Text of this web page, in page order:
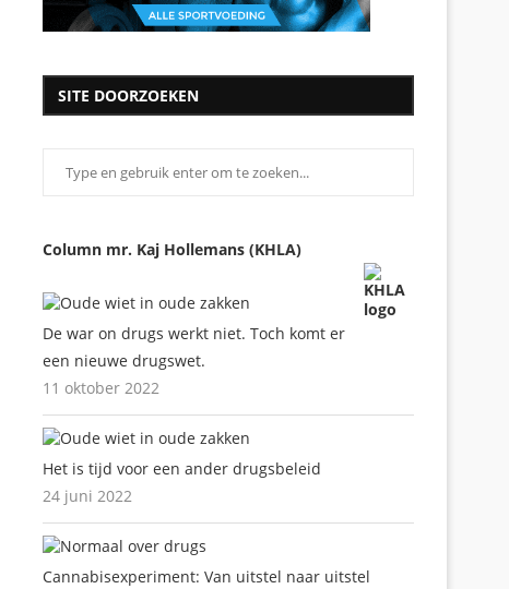
SITE DOORZOEKEN
Column mr. Kaj Hollemans (KHLA)
De war on drugs werkt niet. Toch komt er
een nieuwe drugswet.
11 oktober 2022
Het is tijd voor een ander drugsbeleid
24 juni 2022
Cannabisexperiment: Van uitstel naar uitstel